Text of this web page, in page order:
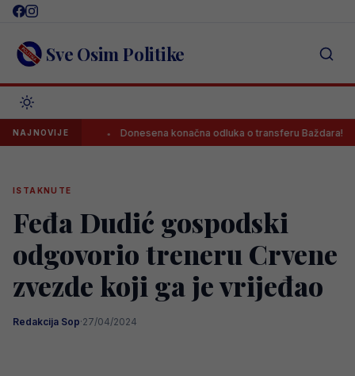
Skip
content Sve Osim Politike
NAJNOVIJE Donesena konačna odluka o transferu Baždara!
ISTAKNUTE
Feđa Dudić gospodski
odgovorio treneru Crvene
zvezde koji ga je vrijeđao
Redakcija Sop·27/04/2024